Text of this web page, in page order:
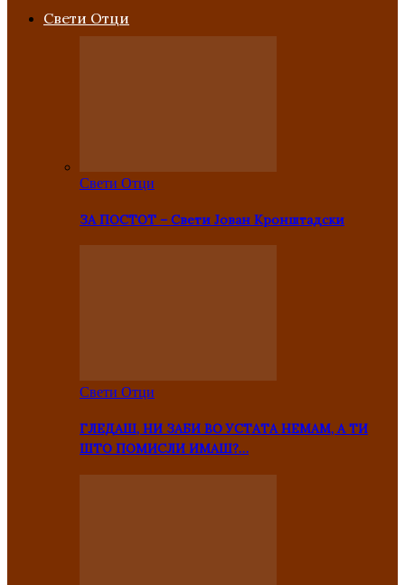
Свети Отци
Свети Отци
ЗА ПОСТОТ – Свети Јован Кронштадски
Свети Отци
ГЛЕДАШ, НИ ЗАБИ ВО УСТАТА НЕМАМ, А ТИ
ШТО ПОМИСЛИ ИМАШ?…